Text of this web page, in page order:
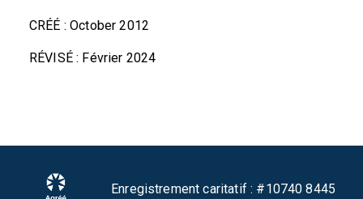
CRÉÉ : October 2012
RÉVISÉ : Février 2024
Enregistrement caritatif : #10740 8445